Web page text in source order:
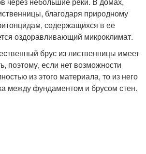
благодаря природному
содержащихся в ее
оздоравливающий микроклимат.
брус из лиственницы имеет
поэтому, если нет возможности
из этого материала, то из него
между фундаментом и брусом стен.